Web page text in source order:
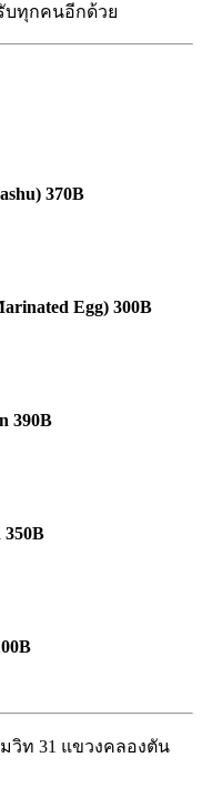
บทุกคนอีกด้วย
370B
Egg) 300B
390B
350B
มวิท 31 แขวงคลองตัน